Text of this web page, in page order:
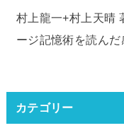
村上龍一+村上天晴
ージ記憶術を読んだ
カテゴリー